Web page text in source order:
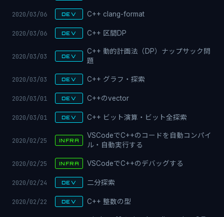
2020/03/06 DEV C++ clang-format
2020/03/06 DEV C++ 区間DP
2020/03/03 DEV
C++ 動的計画法（DP）ナップサック問
題
2020/03/03 DEV C++ グラフ・探索
2020/03/01 DEV C++のvector
2020/03/01 DEV C++ ビット演算・ビット全探索
2020/02/25 INFRA
VSCodeでC++のコードを自動コンパイ
ル・自動実行する
2020/02/25 INFRA VSCodeでC++のデバッグする
2020/02/24 DEV 二分探索
2020/02/22 DEV C++ 整数の型